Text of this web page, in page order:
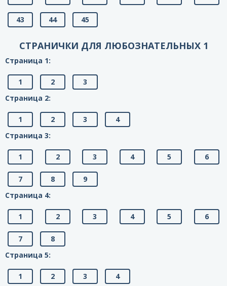
43 44 45
СТРАНИЧКИ ДЛЯ ЛЮБОЗНАТЕЛЬНЫХ 1
Страница 1:
1 2
3
Страница 2:
1 2 3
4
Страница 3:
1 2 3 4 5 6
7 8
9
Страница 4:
1 2 3 4 5 6
7
8
Страница 5:
1 2 3
4